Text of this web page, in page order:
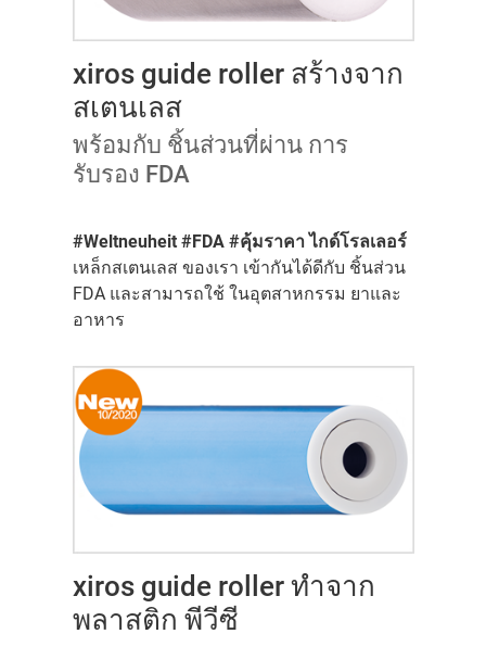
xiros guide roller สร้างจาก
สเตนเลส
พร้อมกับ ชิ้นส่วนที่ผ่าน การ
รับรอง FDA
#Weltneuheit #FDA #คุ้มราคา ไกด์โรลเลอร์
เหล็กสเตนเลส ของเรา เข้ากันได้ดีกับ ชิ้นส่วน
FDA และสามารถใช้ ในอุตสาหกรรม ยาและ
อาหาร
xiros guide roller ทำจาก
พลาสติก พีวีซี